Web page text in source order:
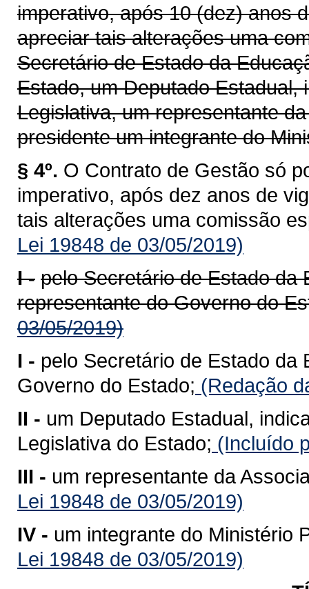
imperativo, após 10 (dez) anos
apreciar tais alterações uma
Secretário de Estado da
Estado, um Deputado Estadual,
Legislativa, um representante
presidente um integrante do
§ 4º. O Contrato de Gestão só
imperativo, após dez anos de
tais alterações uma comissão
Lei 19848 de 03/05/2019)
I - pelo Secretário de Estado da
representante do Governo do
03/05/2019)
I - pelo Secretário de Estado da
Governo do Estado; (Redação
II - um Deputado Estadual,
Legislativa do Estado; (Incluído
III - um representante da
Lei 19848 de 03/05/2019)
IV - um integrante do Ministério
Lei 19848 de 03/05/2019)